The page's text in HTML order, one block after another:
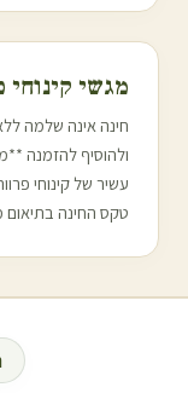
מגשי קינוחי
חינה אינה שלמה
עשיר של קינוחי
טקס החינה בתיאום